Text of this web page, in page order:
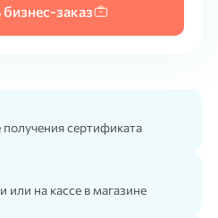
заказ
сертификата
или на кассе в магазине